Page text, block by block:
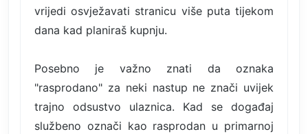
vrijedi osvježavati stranicu više puta tijekom
dana kad planiraš kupnju.
Posebno je važno znati da oznaka
"rasprodano" za neki nastup ne znači uvijek
trajno odsustvo ulaznica. Kad se događaj
službeno označi kao rasprodan u primarnoj